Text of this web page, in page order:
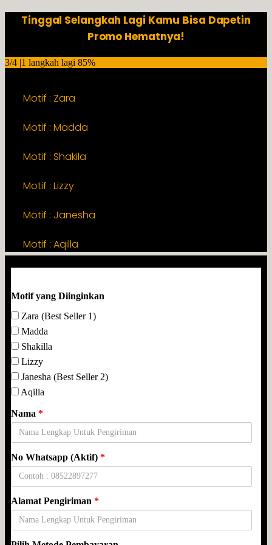
Tinggal Selangkah Lagi Kamu Bisa Dapetin
Promo Hematnya!
3/4 |1 langkah lagi 85%
Motif : Zara
Motif : Madda
Motif : Shakila
Motif : Lizzy
Motif : Janesha
Motif : Aqilla
Motif yang Diinginkan
Zara (Best Seller 1)
Madda
Shakilla
Lizzy
Janesha (Best Seller 2)
Aqilla
Nama *
No Whatsapp (Aktif) *
Alamat Pengiriman *